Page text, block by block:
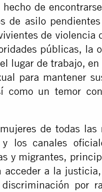
de
de asilo
de violencia
públicas, la
lugar de trabajo,
para mantener
como un temor
de todas las
y los canales
y migrantes,
a la
por